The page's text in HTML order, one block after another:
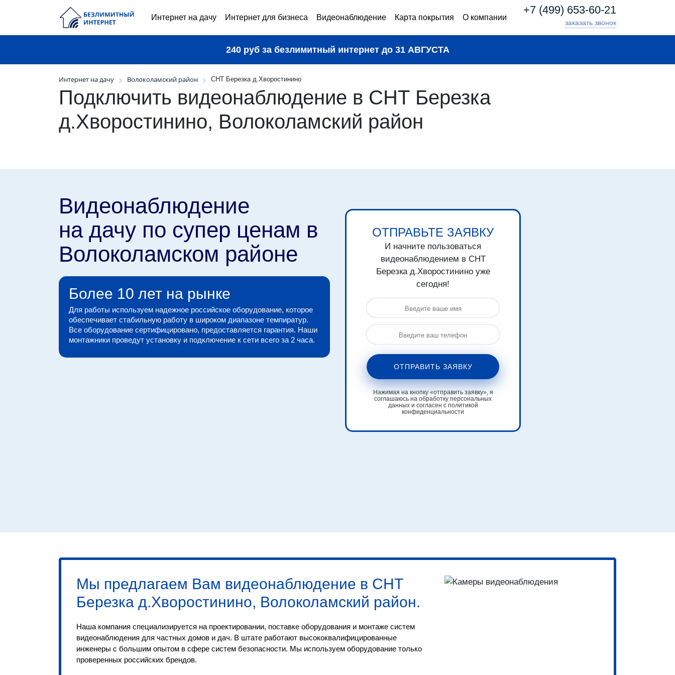
Интернет на дачу Интернет для бизнеса Видеонаблюдение Карта покрытия О компании
+7 (499) 653-60-21
заказать звонок
240 руб за безлимитный интернет до 31 АВГУСТА
Интернет на дачу Волоколамский район СНТ Березка д.Хворостинино
Подключить видеонаблюдение в СНТ Березка
д.Хворостинино, Волоколамский район
Видеонаблюдение
на дачу по супер ценам в
Волоколамском районе
Более 10 лет на рынке
Для работы используем надежное российское оборудование, которое
обеспечивает стабильную работу в широком диапазоне темпиратур.
Все оборудование сертифицировано, предоставляется гарантия. Наши
монтажники проведут установку и подключение к сети всего за 2 часа.
ОТПРАВЬТЕ ЗАЯВКУ
И начните пользоваться
видеонаблюдением в СНТ
Березка д.Хворостинино уже
сегодня!
ОТПРАВИТЬ ЗАЯВКУ
Нажимая на кнопку «отправить заявку», я
соглашаюсь на обработку персональных
данных и согласен с политикой
конфиденциальности
Мы предлагаем Вам видеонаблюдение в СНТ
Березка д.Хворостинино, Волоколамский район.
Наша компания специализируется на проектировании, поставке оборудования и монтаже систем
видеонаблюдения для частных домов и дач. В штате работают высококвалифицированные
инженеры с большим опытом в сфере систем безопасности. Мы используем оборудование только
проверенных российских брендов.